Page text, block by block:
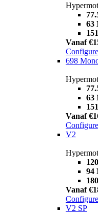
63
Vanaf
698
63
Vanaf
V2
94
Vanaf
V2 SP